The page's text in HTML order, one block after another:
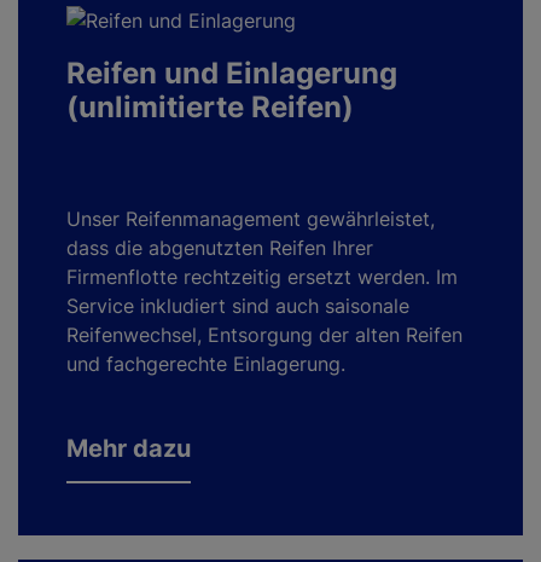
Reifen und Einlagerung
(unlimitierte Reifen)
Unser Reifenmanagement gewährleistet,
dass die abgenutzten Reifen Ihrer
Firmenflotte rechtzeitig ersetzt werden. Im
Service inkludiert sind auch saisonale
Reifenwechsel, Entsorgung der alten Reifen
und fachgerechte Einlagerung.
Mehr dazu